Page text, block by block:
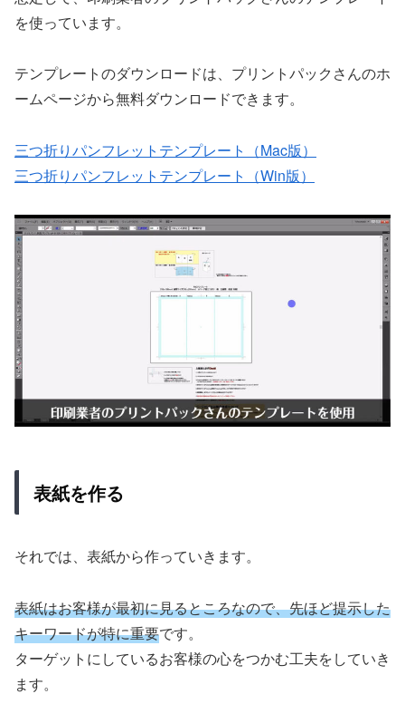
を使っています。
テンプレートのダウンロードは、プリントパックさんのホ
ームページから無料ダウンロードできます。
三つ折りパンフレットテンプレート（Mac版）
三つ折りパンフレットテンプレート（Win版）
表紙を作る
それでは、表紙から作っていきます。
表紙はお客様が最初に見るところなので、先ほど提示した
キーワードが特に重要です。
ターゲットにしているお客様の心をつかむ工夫をしていき
ます。